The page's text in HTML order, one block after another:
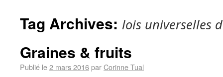
Tag Archives: lois universelles
Graines & fruits
Publié le2 mars 2016parCorinne Tual